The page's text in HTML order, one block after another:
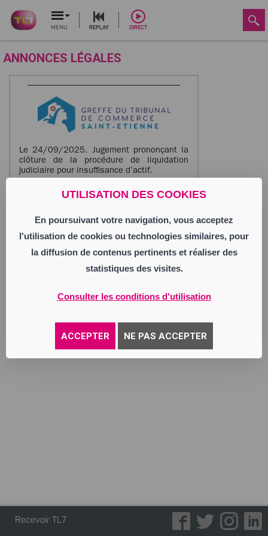
UTILISATION DES COOKIES
En poursuivant votre navigation, vous acceptez
l'utilisation de cookies ou technologies similaires, pour
la diffusion de contenus pertinents et réaliser des
statistiques des visites.
Consulter les conditions d'utilisation
ACCEPTER NE PAS ACCEPTER
MENU REPLAY DIRECT
ANNONCES LÉGALES
Le 24/09/2025. Jugement prononçant la
clôture de la procédure de liquidation
judiciaire pour insuffisance d’actif.
LES SAVEURS GOURMANDES
42160 Andrézieux-Bouthéon
847 856 531 RCS Saint Etienne
Activité : restauration traditionnelle.
Recevoir TL7